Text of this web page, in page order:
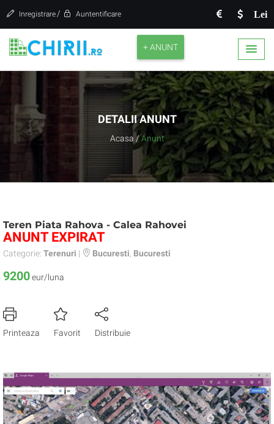
Lei
Inregistrare / Auntentificare
+ ANUNT
DETALII ANUNT
Acasa / Anunt
Teren Piata Rahova - Calea Rahovei
ANUNT EXPIRAT
Categorie: Terenuri | Bucuresti Bucuresti
9200eur/luna
Printeaza Favorit Distribuie